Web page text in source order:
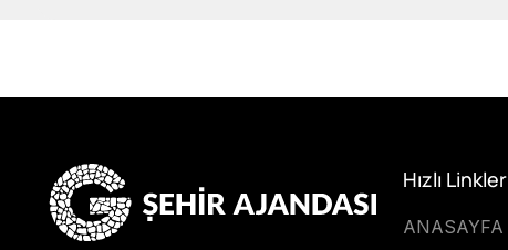
Hızlı Linkler
ANASAYFA